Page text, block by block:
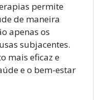
permite
de maneira
apenas os
subjacentes.
mais eficaz e
e o bem-estar